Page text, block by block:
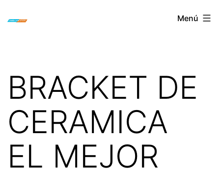
ORTODONCIA
Menú
BRACKET DE
CERAMICA
EL MEJOR